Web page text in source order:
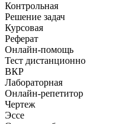
Контрольная
Решение задач
Курсовая
Реферат
Онлайн-помощь
Тест дистанционно
ВКР
Лабораторная
Онлайн-репетитор
Чертеж
Эссе